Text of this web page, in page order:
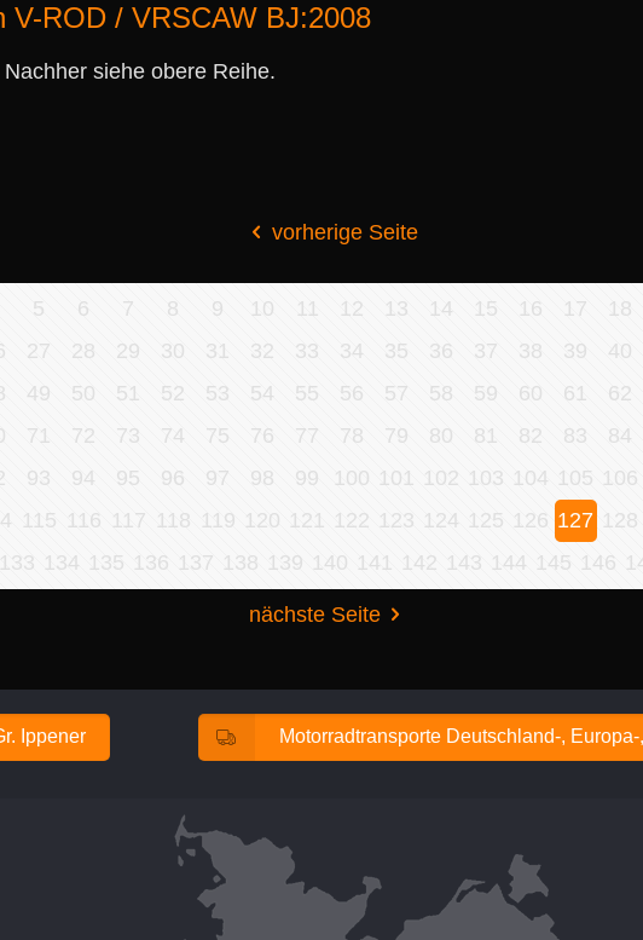
V-ROD / VRSCAW BJ:2008
siehe obere Reihe.
vorherige Seite
5 6 7 8 9 10 11 12 13 14 15 16 17 18
27 28 29 30 31 32 33 34 35 36 37 38 39 40
49 50 51 52 53 54 55 56 57 58 59 60 61 62
71 72 73 74 75 76 77 78 79 80 81 82 83 84
93 94 95 96 97 98 99 100 101 102 103 104 105 106
115 116 117 118 119 120 121 122 123 124 125 126 127 128
133 134 135 136 137 138 139 140 141 142 143 144 145 146
nächste Seite
Ippener Motorradtransporte Deutschland-,